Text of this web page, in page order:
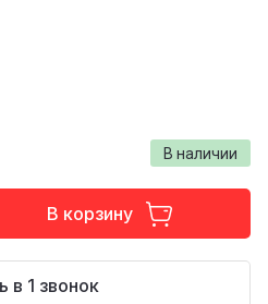
В наличии
В корзину
в 1 звонок